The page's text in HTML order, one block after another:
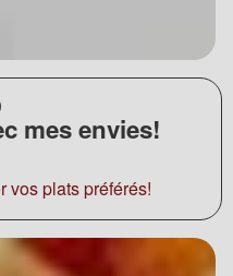
mes envies!
vos plats préférés!